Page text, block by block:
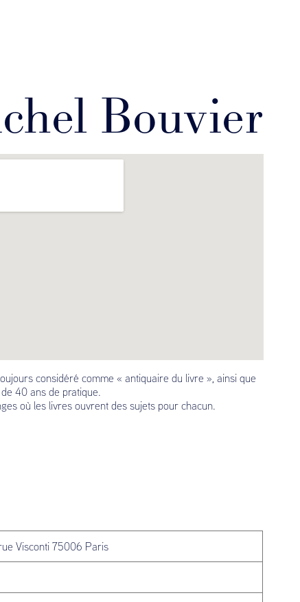
Bouvier
considéré comme « antiquaire du livre », ainsi que
40 ans de pratique.
où les livres ouvrent des sujets pour chacun.
Visconti 75006 Paris